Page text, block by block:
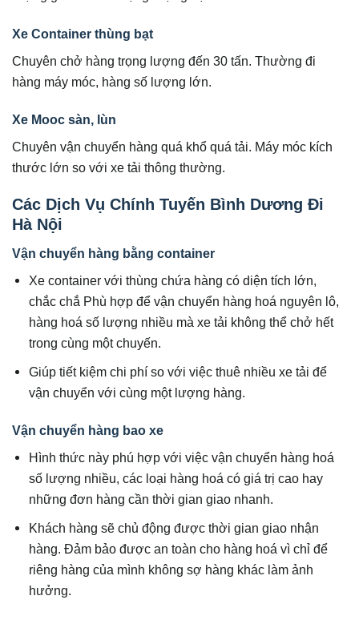
Xe Container thùng bạt
Chuyên chở hàng trọng lượng đến 30 tấn. Thường đi
hàng máy móc, hàng số lượng lớn.
Xe Mooc sàn, lùn
Chuyên vận chuyển hàng quá khổ quá tải. Máy móc kích
thước lớn so với xe tải thông thường.
Các Dịch Vụ Chính Tuyến Bình Dương Đi
Hà Nội
Vận chuyển hàng bằng container
Xe container với thùng chứa hàng có diện tích lớn,
chắc chắ Phù hợp để vận chuyển hàng hoá nguyên lô,
hàng hoá số lượng nhiều mà xe tải không thể chở hết
trong cùng một chuyến.
Giúp tiết kiệm chi phí so với việc thuê nhiều xe tải để
vận chuyển với cùng một lượng hàng.
Vận chuyển hàng bao xe
Hình thức này phú hợp với việc vận chuyển hàng hoá
số lượng nhiều, các loại hàng hoá có giá trị cao hay
những đơn hàng cần thời gian giao nhanh.
Khách hàng sẽ chủ động được thời gian giao nhận
hàng. Đảm bảo được an toàn cho hàng hoá vì chỉ để
riêng hàng của mình không sợ hàng khác làm ảnh
hưởng.